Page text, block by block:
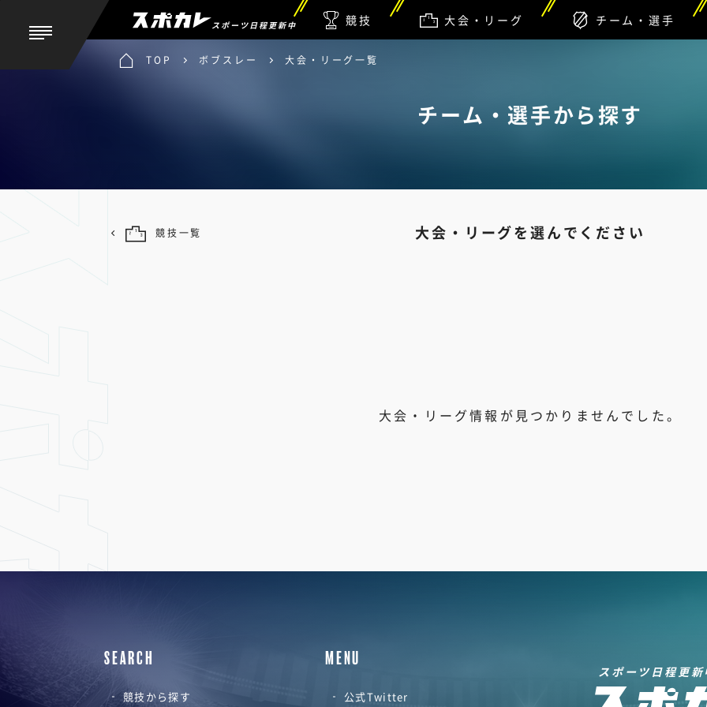
スポーツ日程更新中 競技 大会・リーグ チーム・選手
TOP ボブスレー 大会・リーグ一覧
チーム・選手から探す
大会・リーグを選んでください
競技一覧
大会・リーグ情報が見つかりませんでした。
SEARCH
競技から探す
MENU
公式Twitter
スポーツ日程更新